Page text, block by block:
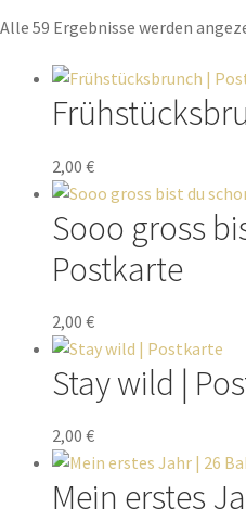
Alle 59 Ergebnisse werden
2,00 €
Sooo gross
Postkarte
2,00 €
Stay wild |
2,00 €
Mein erstes